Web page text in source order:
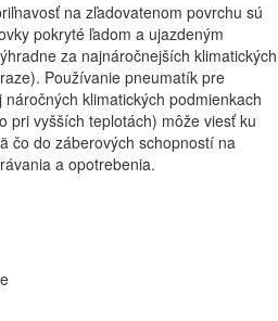
na zľadovatenom povrchu sú
pokryté ľadom a ujazdeným
za najnáročnejších klimatických
Používanie pneumatík pre
klimatických podmienkach
pri vyšších teplotách) môže viesť ku
čo do záberových schopností na
a opotrebenia.